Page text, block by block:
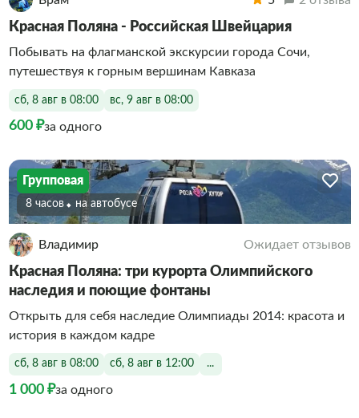
Красная Поляна - Российская Швейцария
Побывать на флагманской экскурсии города Сочи,
путешествуя к горным вершинам Кавказа
сб, 8 авг в 08:00 вс, 9 авг в 08:00
600 ₽за одного
Групповая
8 часов На автобусе
Владимир Ожидает отзывов
Красная Поляна: три курорта Олимпийского
наследия и поющие фонтаны
Открыть для себя наследие Олимпиады 2014: красота и
история в каждом кадре
сб, 8 авг в 08:00 сб, 8 авг в 12:00 ...
1 000 ₽за одного